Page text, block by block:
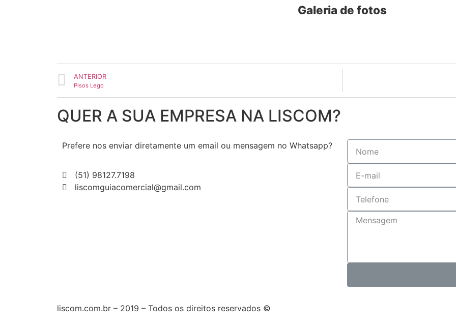
Galeria de fotos
ANTERIOR
Pisos Lego
QUER A SUA EMPRESA NA LISCOM?
Prefere nos enviar diretamente um email ou mensagem no Whatsapp?
(51) 98127.7198
liscomguiacomercial@gmail.com
liscom.com.br – 2019 – Todos os direitos reservados ©